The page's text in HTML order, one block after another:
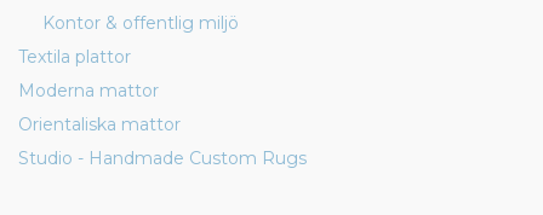
Kontor & offentlig miljö
Textila plattor
Moderna mattor
Orientaliska mattor
Studio - Handmade Custom Rugs